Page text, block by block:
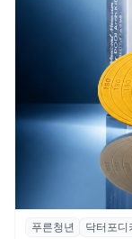
푸른청년, 성
푸른청년 닥터포디